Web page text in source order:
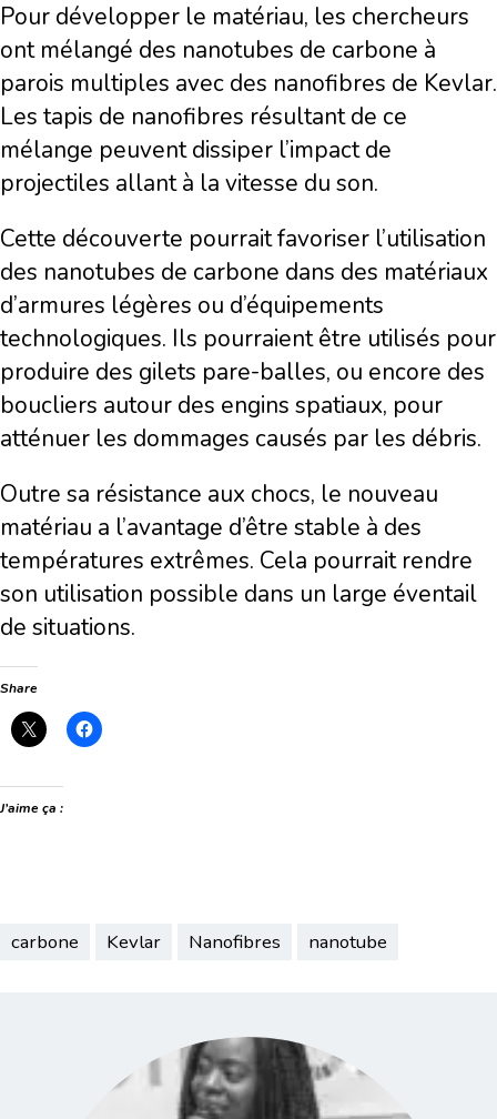
Pour développer le matériau, les chercheurs
ont mélangé des nanotubes de carbone à
parois multiples avec des nanofibres de Kevlar.
Les tapis de nanofibres résultant de ce
mélange peuvent dissiper l’impact de
projectiles allant à la vitesse du son.
Cette découverte pourrait favoriser l’utilisation
des nanotubes de carbone dans des matériaux
d’armures légères ou d’équipements
technologiques. Ils pourraient être utilisés pour
produire des gilets pare-balles, ou encore des
boucliers autour des engins spatiaux, pour
atténuer les dommages causés par les débris.
Outre sa résistance aux chocs, le nouveau
matériau a l’avantage d’être stable à des
températures extrêmes. Cela pourrait rendre
son utilisation possible dans un large éventail
de situations.
Share
J’aime ça :
carbone Kevlar Nanofibres nanotube